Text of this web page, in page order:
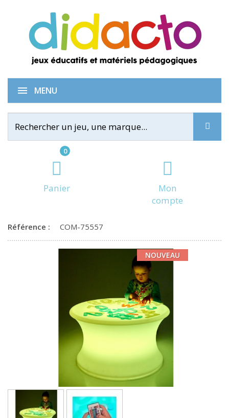
0
Panier
Mon
compte
MENU
Table sensorielle
Référence : COM-75557
NOUVEAU